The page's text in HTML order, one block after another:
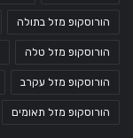
הורוסקופ מזל בתולה
הורוסקופ מזל טלה
הורוסקופ מזל עקרב
הורוסקופ מזל תאומים